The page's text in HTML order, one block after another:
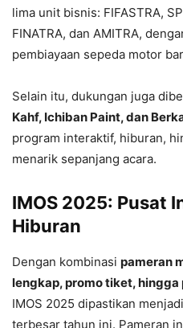
lima unit bisnis: FIFASTRA,
FINATRA, dan AMITRA,
pembiayaan sepeda motor
Selain itu, dukungan juga
Kahf, Ichiban Paint, dan
program interaktif, hiburan,
menarik sepanjang acara.
IMOS 2025: Pusat
Hiburan
Dengan kombinasi pameran
lengkap, promo tiket,
IMOS 2025 dipastikan
terbesar tahun ini. Pameran